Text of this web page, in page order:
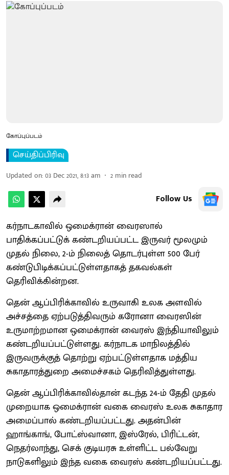
கோப்புப்படம்
செய்திப்பிரிவு
Updated on:03 Dec 2021, 8:13 am 2 min read
Follow Us
கர்நாடகாவில் ஒமைக்ரான் வைரஸால்
பாதிக்கப்பட்டுக் கண்டறியப்பட்ட இருவர் மூலமும்
முதல் நிலை, 2-ம் நிலைத் தொடர்புள்ள 500 பேர்
கண்டுபிடிக்கப்பட்டுள்ளதாகத் தகவல்கள்
தெரிவிக்கின்றன.
தென் ஆப்பிரிக்காவில் உருவாகி உலக அளவில்
அச்சத்தை ஏற்படுத்திவரும் கரோனா வைரஸின்
உருமாற்றமான ஒமைக்ரான் வைரஸ் இந்தியாவிலும்
கண்டறியப்பட்டுள்ளது. கர்நாடக மாநிலத்தில்
இருவருக்குத் தொற்று ஏற்பட்டுள்ளதாக மத்திய
சுகாதாரத்துறை அமைச்சகம் தெரிவித்துள்ளது.
தென் ஆப்பிரிக்காவில்தான் கடந்த 24-ம் தேதி முதல்
முறையாக ஒமைக்ரான் வகை வைரஸ் உலக சுகாதார
அமைப்பால் கண்டறியப்பட்டது. அதன்பின்
ஹாங்காங், போட்ஸ்வானா, இஸ்ரேல், பிரிட்டன்,
நெதர்லாந்து, செக் குடியரசு உள்ளிட்ட பல்வேறு
நாடுகளிலும் இந்த வகை வைரஸ் கண்டறியப்பட்டது.